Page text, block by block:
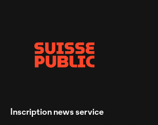
Inscription news service